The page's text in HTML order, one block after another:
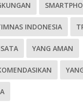
INDONESIA
YANG AMAN